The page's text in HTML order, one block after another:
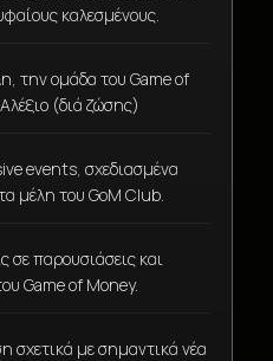
καλεσμένους.
την ομάδα του Game of
(διά ζώσης)
events, σχεδιασμένα
μέλη του GoM Club.
σε παρουσιάσεις και
Game of Money.
σχετικά με σημαντικά νέα